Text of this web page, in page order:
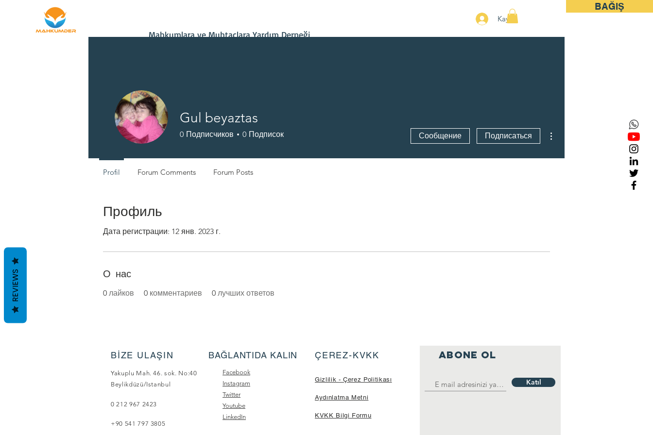
BAĞIŞ
Kayıt
Mahkumlara ve Muhtaçlara Yardım Derneği
Профиль
Дата регистрации: 12 янв. 2023 г.
О нас
0 лайков 0 комментариев 0 лучших ответов
Gul beyaztas
0 Подписчиков 0 Подписок Сообщение Подписаться
Profil Forum Comments Forum Posts
BİZE ULAŞIN
Yakuplu Mah. 46. sok. No:40
Beylikdüzü/Istanbul
0 212 967 2423
+90 541 797 3805
BAĞLANTIDA KALIN
Facebook
Instagram
Twitter
Youtube
LinkedIn
ABONE OL
Katıl
ÇEREZ-KVKK
Gizlilik - Çerez Politikası
Aydınlatma Metni
KVKK Bilgi Formu
REVIEWS